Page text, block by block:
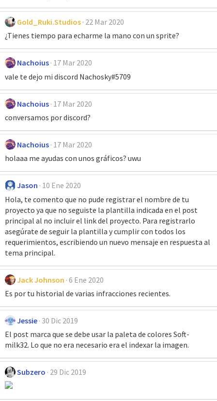
Gold_Ruki.Studios 22 Mar 2020
¿Tienes tiempo para echarme la mano con un sprite?
Nachoius 17 Mar 2020
vale te dejo mi discord Nachosky#5709
Nachoius 17 Mar 2020
conversamos por discord?
Nachoius 17 Mar 2020
holaaa me ayudas con unos gráficos? uwu
Jason 10 Ene 2020
Hola, te comento que no pude registrar el nombre de tu
proyecto ya que no seguiste la plantilla indicada en el post
principal al no incluir el link del proyecto. Para registrarlo
asegúrate de seguir la plantilla y cumplir con todos los
requerimientos, escribiendo un nuevo mensaje en respuesta al
tema principal.
Jack Johnson 6 Ene 2020
Es por tu historial de varias infracciones recientes.
Jessie 30 Dic 2019
El post marca que se debe usar la paleta de colores Soft-
milk32. Lo que no era necesario era el indexar la imagen.
Subzero 29 Dic 2019